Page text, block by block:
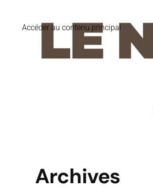
Accéder au contenu principal
Archives